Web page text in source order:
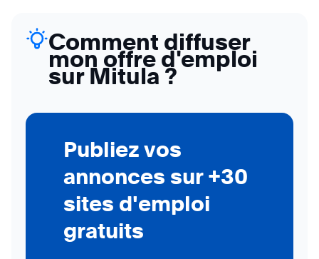
Comment diffuser
mon offre d'emploi
sur Mitula ?
Publiez vos
annonces sur +30
sites d'emploi
gratuits